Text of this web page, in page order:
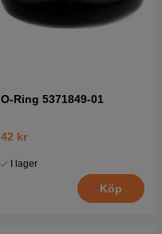
O-Ring 5371849-01
42 kr
I lager
Köp